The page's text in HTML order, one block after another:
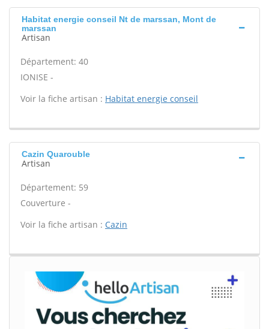
Habitat energie conseil Nt de marssan, Mont de
marssan
Artisan
Département: 40
IONISE -
Voir la fiche artisan : Habitat energie conseil
Cazin Quarouble
Artisan
Département: 59
Couverture -
Voir la fiche artisan : Cazin